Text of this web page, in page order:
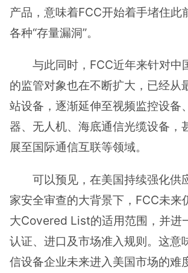
产品，意味着FCC开始着手堵住此
各种“存量漏洞”。
与此同时，FCC近年来针对中
的监管对象也在不断扩大，已经从
站设备，逐渐延伸至视频监控设备
器、无人机、海底通信光缆设备，
展至国际通信互联等领域。
可以预见，在美国持续强化供
家安全审查的大背景下，FCC未来
大Covered List的适用范围，并进
认证、进口及市场准入规则。这意
信设备企业未来进入美国市场的难